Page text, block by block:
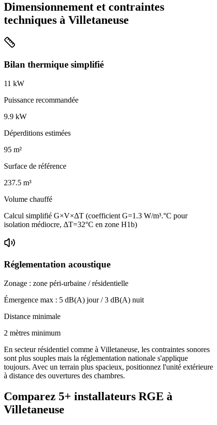
Dimensionnement et contraintes
techniques à Villetaneuse
Bilan thermique simplifié
11 kW
Puissance recommandée
9.9 kW
Déperditions estimées
95 m²
Surface de référence
237.5 m³
Volume chauffé
Calcul simplifié G×V×ΔT (coefficient G=1.3 W/m³.°C pour
isolation médiocre, ΔT=32°C en zone H1b)
Réglementation acoustique
Zonage : zone péri-urbaine / résidentielle
Émergence max : 5 dB(A) jour /3 dB(A) nuit
Distance minimale
2 mètres minimum
En secteur résidentiel comme à Villetaneuse, les contraintes sonores
sont plus souples mais la réglementation nationale s'applique
toujours. Avec un terrain plus spacieux, positionnez l'unité extérieure
à distance des ouvertures des chambres.
Comparez 5+ installateurs RGE à
Villetaneuse